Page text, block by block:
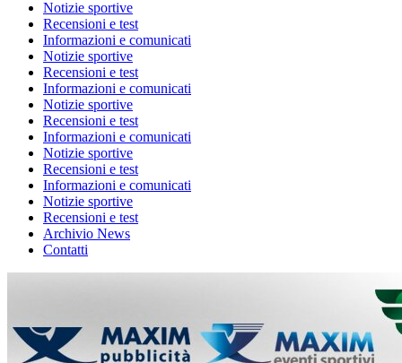
Notizie sportive
Recensioni e test
Informazioni e comunicati
Notizie sportive
Recensioni e test
Informazioni e comunicati
Notizie sportive
Recensioni e test
Informazioni e comunicati
Notizie sportive
Recensioni e test
Informazioni e comunicati
Notizie sportive
Recensioni e test
Archivio News
Contatti